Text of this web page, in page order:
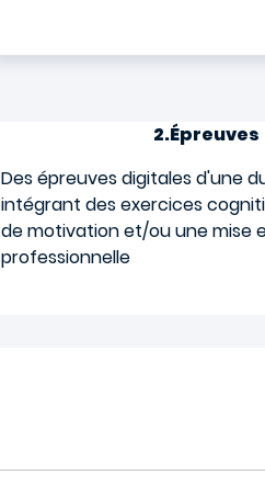
2.Épreuves
Des épreuves digitales d'une
intégrant des exercices
de motivation et/ou une mise
professionnelle